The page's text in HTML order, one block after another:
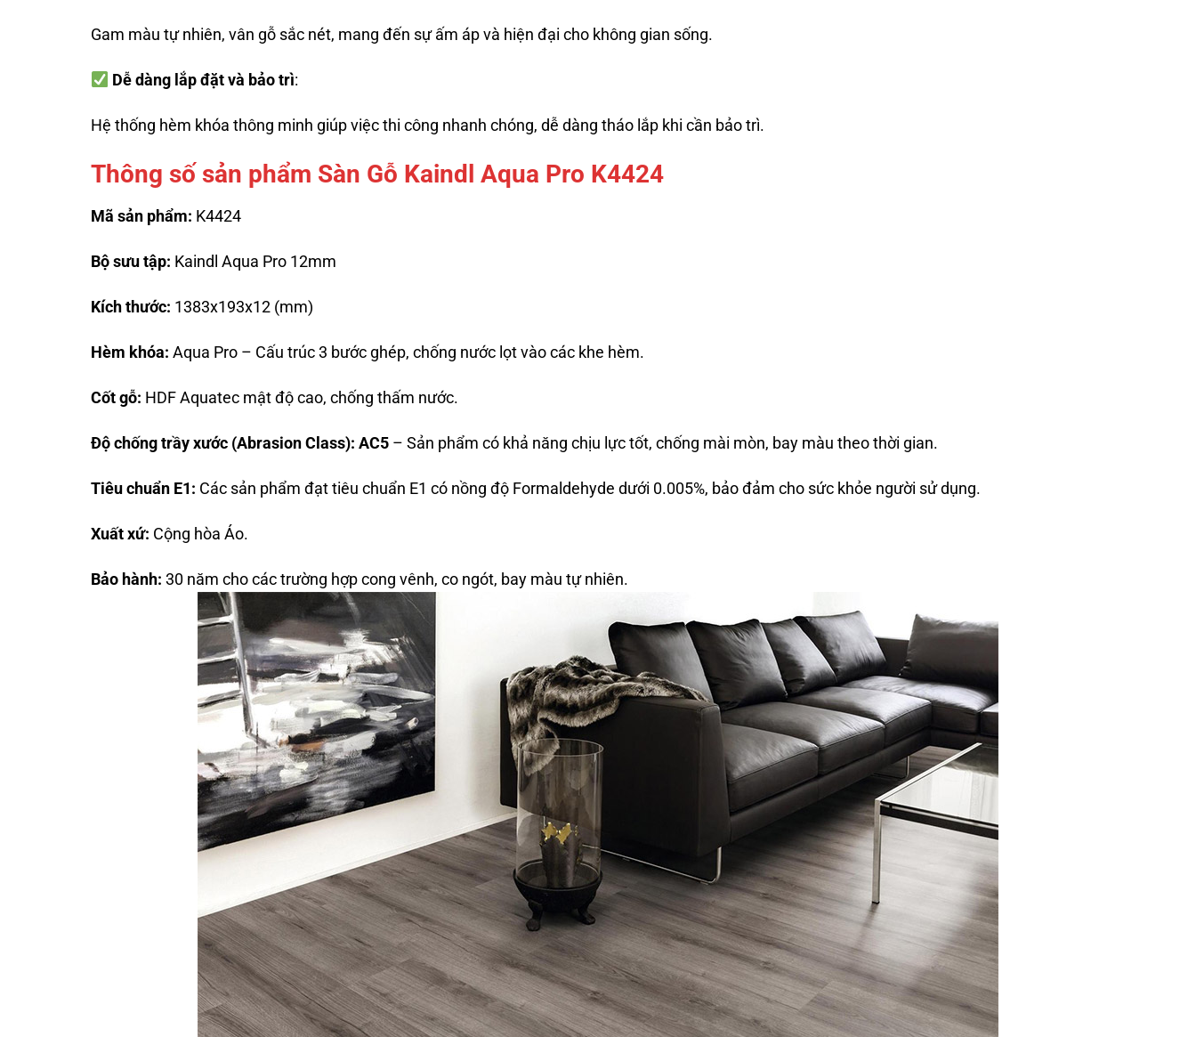
Gam màu tự nhiên, vân gỗ sắc nét, mang đến sự ấm áp và hiện đại cho không gian sống.
Dễ dàng lắp đặt và bảo trì:
Hệ thống hèm khóa thông minh giúp việc thi công nhanh chóng, dễ dàng tháo lắp khi cần bảo trì.
Thông số sản phẩm Sàn Gỗ Kaindl Aqua Pro K4424
Mã sản phẩm: K4424
Bộ sưu tập: Kaindl Aqua Pro 12mm
Kích thước: 1383x193x12 (mm)
Hèm khóa: Aqua Pro – Cấu trúc 3 bước ghép, chống nước lọt vào các khe hèm.
Cốt gỗ: HDF Aquatec mật độ cao, chống thấm nước.
Độ chống trầy xước (Abrasion Class): AC5 – Sản phẩm có khả năng chịu lực tốt, chống mài mòn, bay màu theo thời gian.
Tiêu chuẩn E1: Các sản phẩm đạt tiêu chuẩn E1 có nồng độ Formaldehyde dưới 0.005%, bảo đảm cho sức khỏe người sử dụng.
Xuất xứ: Cộng hòa Áo.
Bảo hành: 30 năm cho các trường hợp cong vênh, co ngót, bay màu tự nhiên.